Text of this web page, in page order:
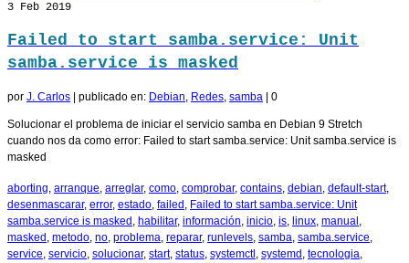
3 Feb 2019
Failed to start samba.service: Unit
samba.service is masked
por J. Carlos publicado en: Debian, Redes, samba 0
Solucionar el problema de iniciar el servicio samba en Debian 9 Stretch
cuando nos da como error: Failed to start samba.service: Unit samba.service is
masked
aborting, arranque, arreglar, como, comprobar, contains, debian, default-start,
desenmascarar, error, estado, failed , Failed to start samba.service: Unit
samba.service is masked , habilitar, información, inicio, is, linux, manual ,
masked , metodo, no, problema, reparar, runlevels, samba, samba.service,
service, servicio, solucionar, start, status, systemctl , systemd , tecnologia,